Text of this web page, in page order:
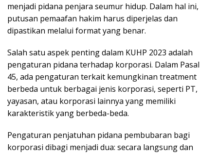
menjadi pidana penjara seumur hidup. Dalam hal ini,
putusan pemaafan hakim harus diperjelas dan
dipastikan melalui format yang benar.
Salah satu aspek penting dalam KUHP 2023 adalah
pengaturan pidana terhadap korporasi. Dalam Pasal
45, ada pengaturan terkait kemungkinan treatment
berbeda untuk berbagai jenis korporasi, seperti PT,
yayasan, atau korporasi lainnya yang memiliki
karakteristik yang berbeda-beda.
Pengaturan penjatuhan pidana pembubaran bagi
korporasi dibagi menjadi dua: secara langsung dan